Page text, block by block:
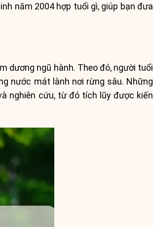
năm 2004 hợp tuổi gì, giúp bạn đưa
dương ngũ hành. Theo đó, người tuổi
nước mát lành nơi rừng sâu. Những
nghiên cứu, từ đó tích lũy được kiến